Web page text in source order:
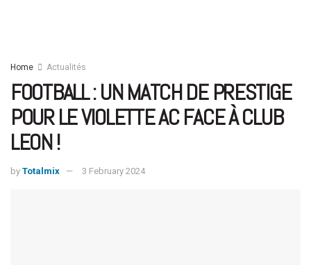
Home Actualités
FOOTBALL : UN MATCH DE PRESTIGE
POUR LE VIOLETTE AC FACE À CLUB
LEON !
by Totalmix 3 February 2024